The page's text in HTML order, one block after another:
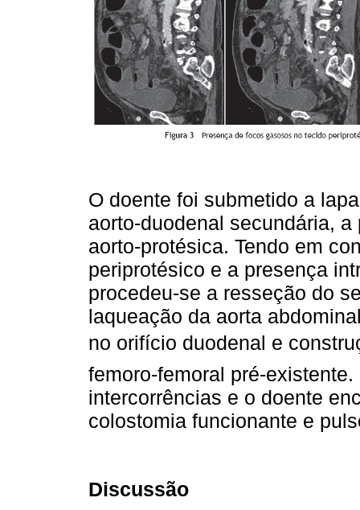
O doente foi submetido a
aorto-duodenal secundária,
aorto-protésica. Tendo em
periprotésico e a presença
procedeu-se a resseção do
laqueação da aorta
no orifício duodenal e
femoro-femoral pré-
intercorrências e o doente
colostomia funcionante e
Discussão